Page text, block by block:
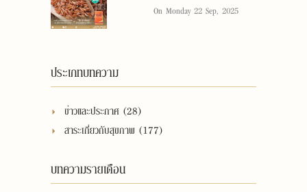
On Monday 22 Sep, 2025
ประเภทบทความ
ข่าวและประกาศ (28)
สาระเกี่ยวกับสุขภาพ (177)
บทความรายเดือน